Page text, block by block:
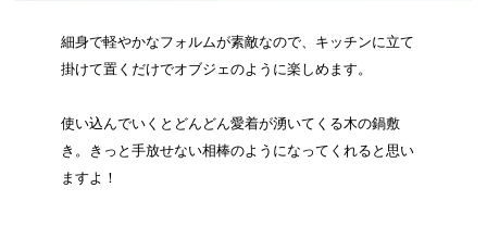
細身で軽やかなフォルムが素敵なので、キッチンに立て
掛けて置くだけでオブジェのように楽しめます。
使い込んでいくとどんどん愛着が湧いてくる木の鍋敷
き。きっと手放せない相棒のようになってくれると思い
ますよ！